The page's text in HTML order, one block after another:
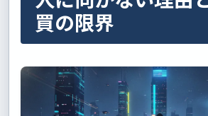
買の限界